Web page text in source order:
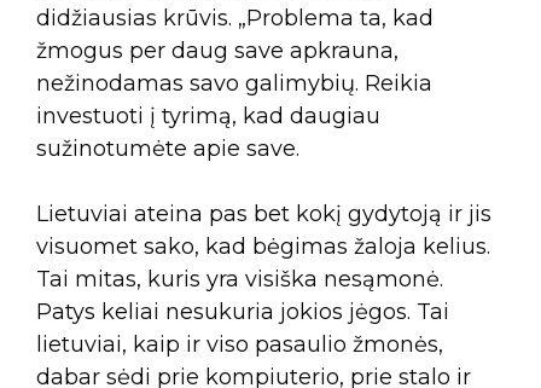
didžiausias krūvis. „Problema ta, kad
žmogus per daug save apkrauna,
nežinodamas savo galimybių. Reikia
investuoti į tyrimą, kad daugiau
sužinotumėte apie save.
Lietuviai ateina pas bet kokį gydytoją ir jis
visuomet sako, kad bėgimas žaloja kelius.
Tai mitas, kuris yra visiška nesąmonė.
Patys keliai nesukuria jokios jėgos. Tai
lietuviai, kaip ir viso pasaulio žmonės,
dabar sėdi prie kompiuterio, prie stalo ir